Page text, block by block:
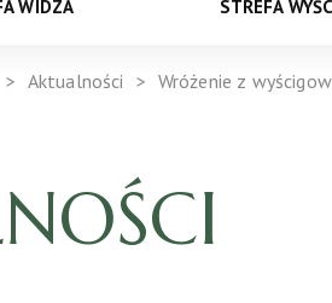
WIDZA STREFA
Aktualności Wróżenie z